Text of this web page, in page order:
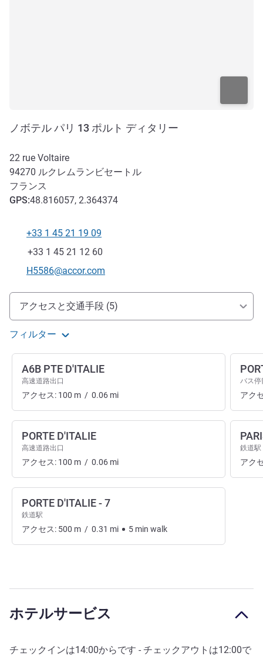
ノボテル パリ 13 ポルト ディタリー
22 rue Voltaire
94270 ルクレムランビセートル
フランス
GPS:48.816057, 2.364374
電話番号
+33 1 45 21 19 09
ファックス
+33 1 45 21 12 60
Eメール
H5586@accor.com
アクセスと交通機関
アクセスと交通手段 (5)
フィルター
A6B PTE D'ITALIE
高速道路出口
アクセス: 100 m / 0.06 mi
PORTE D'ITALIE
高速道路出口
アクセス: 100 m / 0.06 mi
PORTE D'ITALIE - 7
鉄道駅
アクセス: 500 m / 0.31 mi 5 min walk
バス停
アク
鉄道駅
アク
ホテルサービス
チェックインは14:00からです - チェックアウトは12:00で